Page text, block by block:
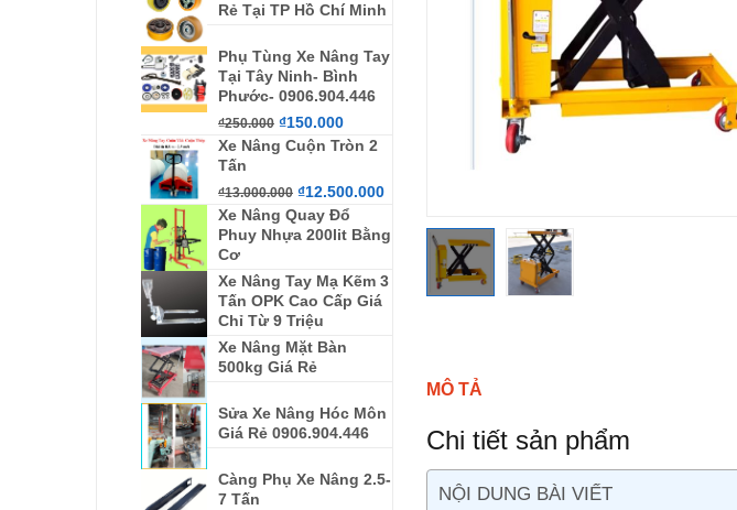
Rẻ Tại TP Hồ Chí Minh
Phụ Tùng Xe Nâng Tay
Tại Tây Ninh- Bình
Phước- 0906.904.446
₫250.000 ₫150.000
Xe Nâng Cuộn Tròn 2
Tấn
₫13.000.000 ₫12.500.000
Xe Nâng Quay Đổ
Phuy Nhựa 200lit Bằng
Cơ
Xe Nâng Tay Mạ Kẽm 3
Tấn OPK Cao Cấp Giá
Chỉ Từ 9 Triệu
Xe Nâng Mặt Bàn
500kg Giá Rẻ
Sửa Xe Nâng Hóc Môn
Giá Rẻ 0906.904.446
Càng Phụ Xe Nâng 2.5-
7 Tấn
MÔ TẢ
Chi tiết sản phẩm
NỘI DUNG BÀI VIẾT